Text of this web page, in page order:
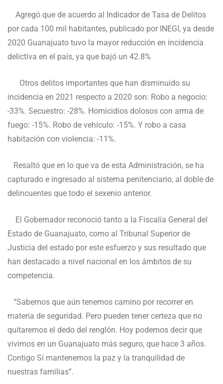
Agregó que de acuerdo al Indicador de Tasa de Delitos
por cada 100 mil habitantes, publicado por INEGI, ya desde
2020 Guanajuato tuvo la mayor reducción en incidencia
delictiva en el país, ya que bajó un 42.8%
Otros delitos importantes que han disminuido su
incidencia en 2021 respecto a 2020 son: Robo a negocio:
-33%. Secuestro: -28%. Homicidios dolosos con arma de
fuego: -15%. Robo de vehículo: -15%. Y robo a casa
habitación con violencia: -11%.
Resaltó que en lo que va de esta Administración, se ha
capturado e ingresado al sistema penitenciario, al doble de
delincuentes que todo el sexenio anterior.
El Gobernador reconoció tanto a la Fiscalía General del
Estado de Guanajuato, como al Tribunal Superior de
Justicia del estado por este esfuerzo y sus resultado que
han destacado a nivel nacional en los ámbitos de su
competencia.
“Sabemos que aún tenemos camino por recorrer en
materia de seguridad. Pero pueden tener certeza que no
quitaremos el dedo del renglón. Hoy podemos decir que
vivimos en un Guanajuato más seguro, que hace 3 años.
Contigo Sí mantenemos la paz y la tranquilidad de
nuestras familias”.